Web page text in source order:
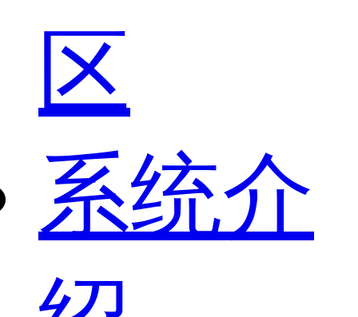
区
系统介